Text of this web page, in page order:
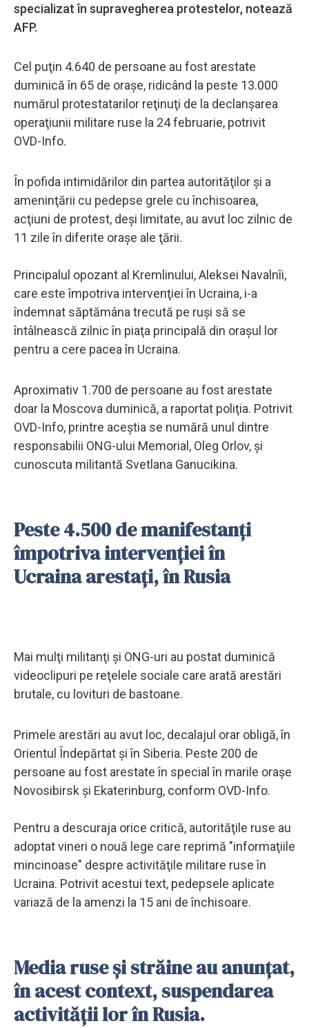
specializat în supravegherea protestelor, notează
AFP.
Cel puţin 4.640 de persoane au fost arestate
duminică în 65 de oraşe, ridicând la peste 13.000
numărul protestatarilor reţinuţi de la declanşarea
operaţiunii militare ruse la 24 februarie, potrivit
OVD-Info.
În pofida intimidărilor din partea autorităţilor şi a
ameninţării cu pedepse grele cu închisoarea,
acţiuni de protest, deşi limitate, au avut loc zilnic de
11 zile în diferite oraşe ale ţării.
Principalul opozant al Kremlinului, Aleksei Navalnîi,
care este împotriva intervenţiei în Ucraina, i-a
îndemnat săptămâna trecută pe ruşi să se
întâlnească zilnic în piaţa principală din oraşul lor
pentru a cere pacea în Ucraina.
Aproximativ 1.700 de persoane au fost arestate
doar la Moscova duminică, a raportat poliţia. Potrivit
OVD-Info, printre aceştia se numără unul dintre
responsabilii ONG-ului Memorial, Oleg Orlov, şi
cunoscuta militantă Svetlana Ganucikina.
Peste 4.500 de manifestanţi
împotriva intervenţiei în
Ucraina arestaţi, în Rusia
Mai mulţi militanţi şi ONG-uri au postat duminică
videoclipuri pe reţelele sociale care arată arestări
brutale, cu lovituri de bastoane.
Primele arestări au avut loc, decalajul orar obligă, în
Orientul Îndepărtat şi în Siberia. Peste 200 de
persoane au fost arestate în special în marile oraşe
Novosibirsk şi Ekaterinburg, conform OVD-Info.
Pentru a descuraja orice critică, autorităţile ruse au
adoptat vineri o nouă lege care reprimă "informaţiile
mincinoase" despre activităţile militare ruse în
Ucraina. Potrivit acestui text, pedepsele aplicate
variază de la amenzi la 15 ani de închisoare.
Media ruse şi străine au anunţat,
în acest context, suspendarea
activităţii lor în Rusia.